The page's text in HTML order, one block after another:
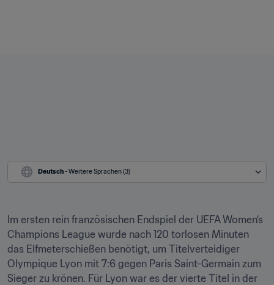
Deutsch - Weitere Sprachen (3)
Im ersten rein französischen Endspiel der UEFA Women‘s
Champions League wurde nach 120 torlosen Minuten
das Elfmeterschießen benötigt, um Titelverteidiger
Olympique Lyon mit 7:6 gegen Paris Saint-Germain zum
Sieger zu krönen. Für Lyon war es der vierte Titel in der